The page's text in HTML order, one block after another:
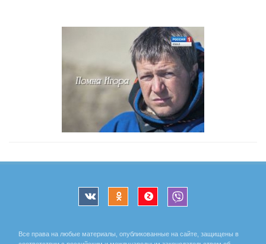
Все права на любые материалы, опубликованные на сайте, защищены в